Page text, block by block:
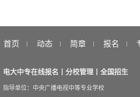
首页 动态 简章 报名
电大中专在线报名丨分校管理丨全国招生
指导单位：中央广播电视中等专业学校